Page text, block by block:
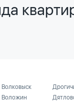
Волковыск
Воложин